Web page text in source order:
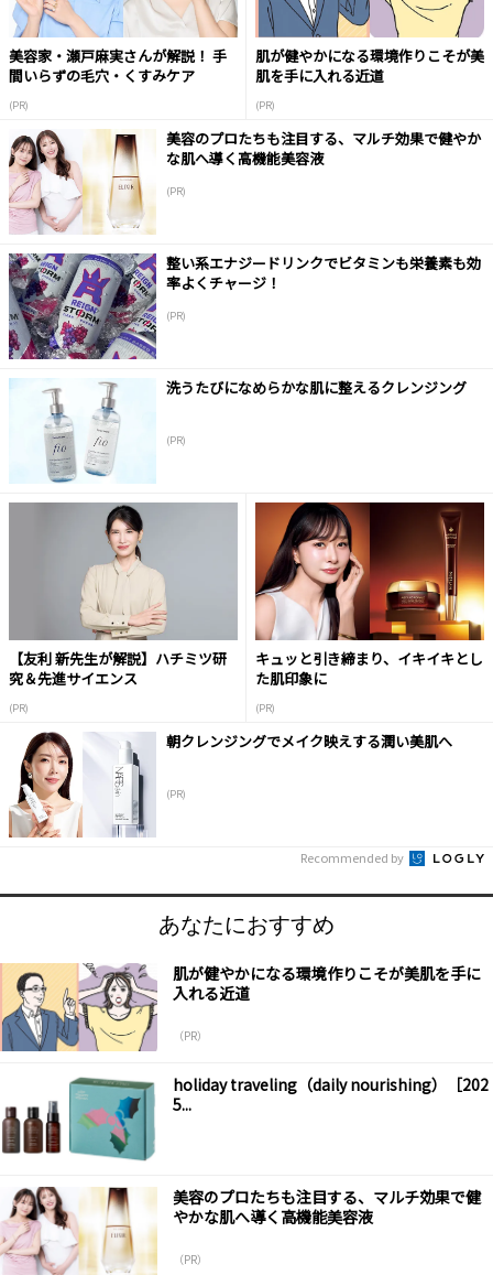
美容家・瀬戸麻実さんが解説！ 手
間いらずの毛穴・くすみケア
(PR)
肌が健やかになる環境作りこそが美
肌を手に入れる近道
(PR)
美容のプロたちも注目する、マルチ効果で健やか
な肌へ導く高機能美容液
(PR)
整い系エナジードリンクでビタミンも栄養素も効
率よくチャージ！
(PR)
洗うたびになめらかな肌に整えるクレンジング
(PR)
【友利 新先生が解説】ハチミツ研
究＆先進サイエンス
(PR)
キュッと引き締まり、イキイキとし
た肌印象に
(PR)
朝クレンジングでメイク映えする潤い美肌へ
(PR)
Recommended by
あなたにおすすめ
肌が健やかになる環境作りこそが美肌を手に
入れる近道
（PR）
holiday traveling（daily nourishing）［202
5...
美容のプロたちも注目する、マルチ効果で健
やかな肌へ導く高機能美容液
（PR）